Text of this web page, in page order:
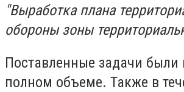
"Выработка плана
обороны зоны
Поставленные задачи
полном объеме. Также в